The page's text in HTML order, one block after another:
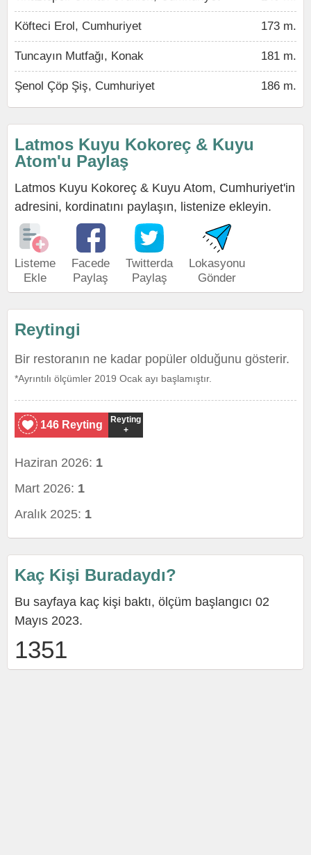
Köfteci Erol, Cumhuriyet 173 m.
Tuncayın Mutfağı, Konak 181 m.
Şenol Çöp Şiş, Cumhuriyet 186 m.
Latmos Kuyu Kokoreç & Kuyu
Atom'u Paylaş
Latmos Kuyu Kokoreç & Kuyu Atom, Cumhuriyet'in
adresini, kordinatını paylaşın, listenize ekleyin.
Listeme
Ekle
Facede
Paylaş
Twitterda
Paylaş
Lokasyonu
Gönder
Reytingi
Bir restoranın ne kadar popüler olduğunu gösterir.
*Ayrıntılı ölçümler 2019 Ocak ayı başlamıştır.
146 Reyting
Reyting
+
Haziran 2026: 1
Mart 2026: 1
Aralık 2025: 1
Kaç Kişi Buradaydı?
Bu sayfaya kaç kişi baktı, ölçüm başlangıcı 02
Mayıs 2023.
1351